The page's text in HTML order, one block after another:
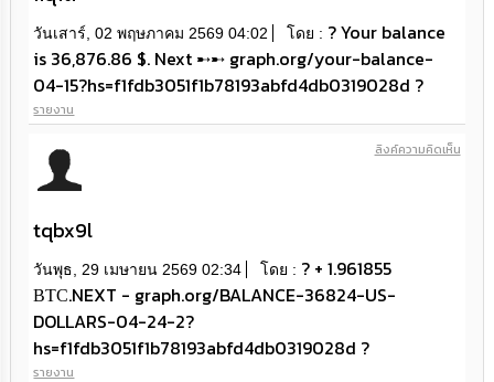
การ
ติดต่อ
วันเสาร์, 02 พฤษภาคม 2569 04:02 โดย : ? Your balance
is 36,876.86 $. Next ➸➸ graph.org/your-balance-
04-15?hs=f1fdb3051f1b78193abfd4db0319028d ?
รายงาน
ลิงค์ความคิดเห็น
tqbx9l
วันพุธ, 29 เมษายน 2569 02:34 โดย : ? + 1.961855
ВТС.NEXT - graph.org/BALANCE-36824-US-
DOLLARS-04-24-2?
hs=f1fdb3051f1b78193abfd4db0319028d ?
รายงาน